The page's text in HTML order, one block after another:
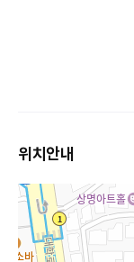
위치안내